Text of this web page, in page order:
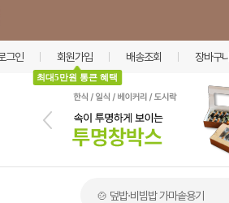
그인 회원가입
최대5만원 통큰 혜택
배송조회 장바구니
🍲 덮밥·비빔밥 가마솥용기